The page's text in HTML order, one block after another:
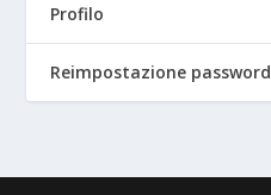
Profilo
Reimpostazione password